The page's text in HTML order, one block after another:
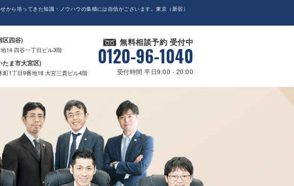
ら培ってきた知識・ノウハウの集積には自信がございます。東京（新宿）
区四谷)
14 四谷一丁目ビル3階
たま市大宮区)
1丁目9番地18 大宮三貴ビル4階
無料相談予約 受付中
0120-96-1040
受付時間 平日9:00 - 20:00